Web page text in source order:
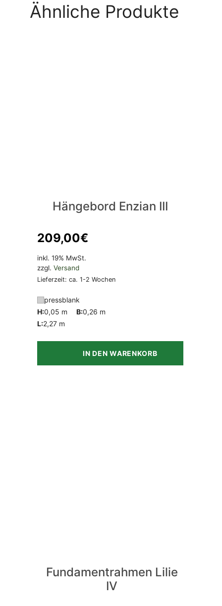
Ähnliche Produkte
Hängebord Enzian III
209,00€
inkl. 19% MwSt.
zzgl. Versand
Lieferzeit: ca. 1-2 Wochen
pressblank
H:0,05 m B:0,26 m
L:2,27 m
IN DEN WARENKORB
Fundamentrahmen Lilie
IV